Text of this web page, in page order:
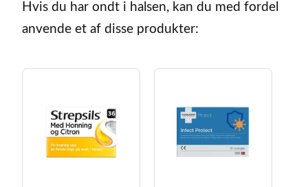
Hvis du har ondt i halsen, kan du med fordel
anvende et af disse produkter: